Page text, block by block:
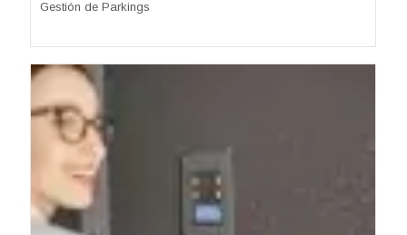
Gestión de Parkings